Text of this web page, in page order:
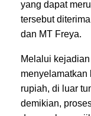
yang dapat
tersebut
dan MT Freya.
Melalui
menyelamatkan
rupiah, di luar
demikian,